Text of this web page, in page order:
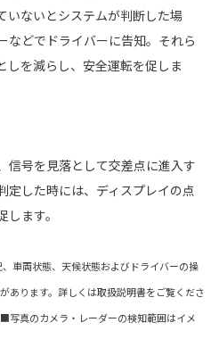
いないとシステムが判断した場
などでドライバーに告知。それら
しを減らし、安全運転を促しま
信号を見落として交差点に進入す
定した時には、ディスプレイの点
ます。
車両状態、天候状態およびドライバーの操
あります。詳しくは取扱説明書をご覧くださ
真のカメラ・レーダーの検知範囲はイメ